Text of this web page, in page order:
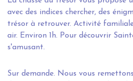
avec des indices chercher, des
trésor à retrouver. Activité
air. Environ 1h. Pour découvrir
s'amusant.
Sur demande. Nous vous